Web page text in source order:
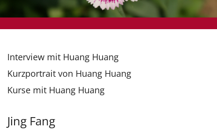
Interview mit Huang Huang
Kurzportrait von Huang Huang
Kurse mit Huang Huang
Jing Fang